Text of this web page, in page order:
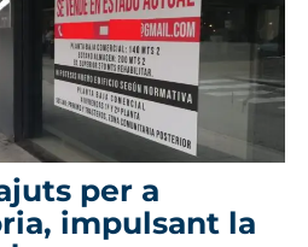
per a
impulsant la